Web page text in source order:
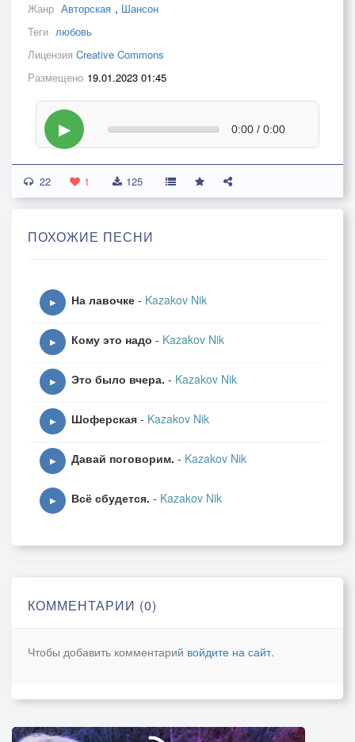
Жанр Авторская , Шансон
Теги любовь
Лицензия Creative Commons
Размещено 19.01.2023 01:45
▶ 0:00 / 0:00
22 1 125
ПОХОЖИЕ ПЕСНИ
▶ На лавочке - Kazakov Nik
▶ Кому это надо - Kazakov Nik
▶ Это было вчера. - Kazakov Nik
▶ Шоферская - Kazakov Nik
▶ Давай поговорим. - Kazakov Nik
▶ Всё сбудется. - Kazakov Nik
КОММЕНТАРИИ (0)
Чтобы добавить комментарий войдите на сайт.